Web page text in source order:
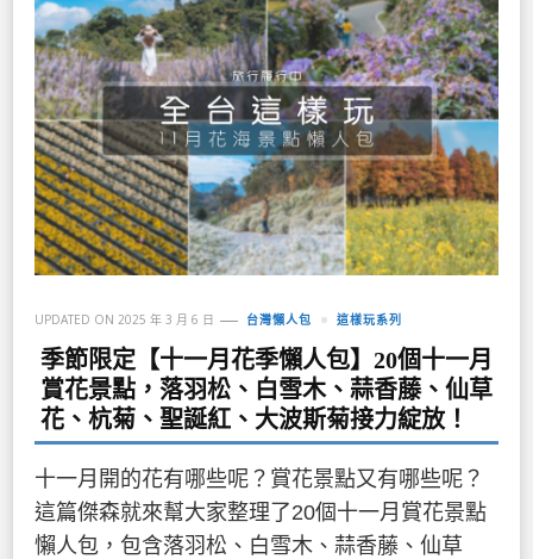
UPDATED ON 2025 年 3 月 6 日 台灣懶人包 這樣玩系列
季節限定【十一月花季懶人包】20個十一月
賞花景點，落羽松、白雪木、蒜香藤、仙草
花、杭菊、聖誕紅、大波斯菊接力綻放！
十一月開的花有哪些呢？賞花景點又有哪些呢？
這篇傑森就來幫大家整理了20個十一月賞花景點
懶人包，包含落羽松、白雪木、蒜香藤、仙草